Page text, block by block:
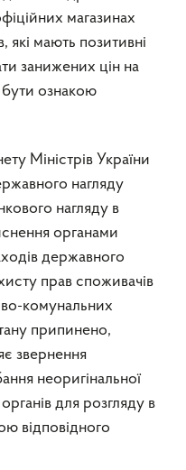
магазинах
які мають позитивні
занижених цін на
ознакою
Міністрів України
нагляду
нагляду в
органами
державного
прав споживачів
комунальних
припинено,
звернення
неоригінальної
для розгляду в
відповідного